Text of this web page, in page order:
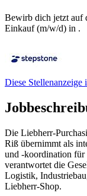
Bewirb dich jetzt auf
Einkauf (m/w/d) in .
Diese Stellenanzeige
Die Liebherr-
Riß übernimmt als
und -koordination für
verantwortet die
Logistik,
Liebherr-Shop.